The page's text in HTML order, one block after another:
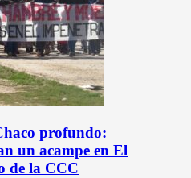
profundo:
un acampe en El
de la CCC